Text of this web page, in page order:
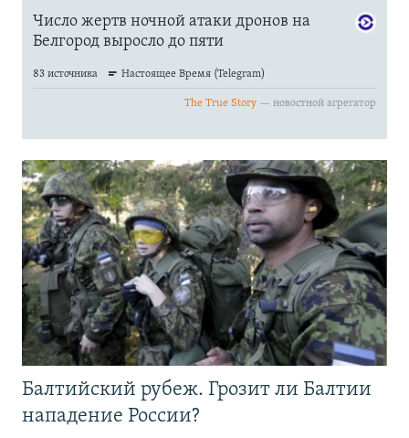
Балтийский рубеж. Грозит ли Балтии
нападение России?